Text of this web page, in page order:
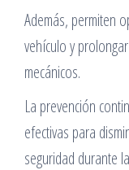
Además, permiten
vehículo y
mecánicos.
La prevención
efectivas para
seguridad durante